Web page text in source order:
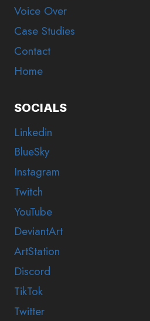
Voice Over
Case Studies
Contact
Home
SOCIALS
Linkedin
BlueSky
Instagram
Twitch
YouTube
DeviantArt
ArtStation
Discord
TikTok
Twitter